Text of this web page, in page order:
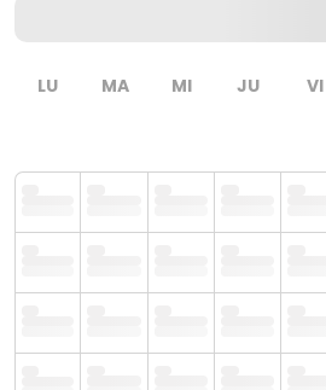
LU MA MI JU VI